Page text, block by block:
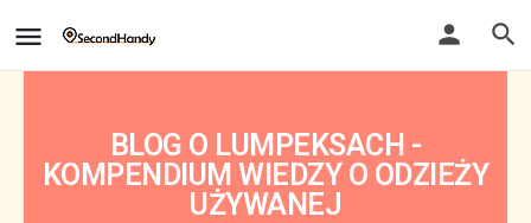
BLOG O LUMPEKSACH -
KOMPENDIUM WIEDZY O ODZIEŻY
UŻYWANEJ